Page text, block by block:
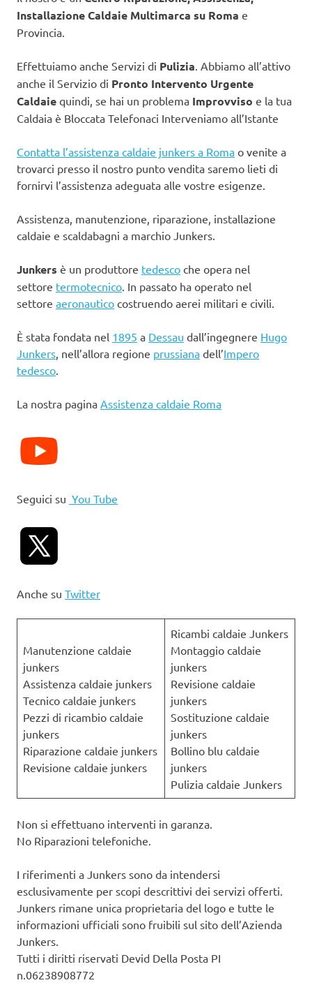
Installazione Caldaie Multimarca su Roma e
Provincia.
Effettuiamo anche Servizi di Pulizia . Abbiamo all’attivo
anche il Servizio di Pronto Intervento Urgente
Caldaie quindi, se hai un problema Improvviso e la tua
Caldaia è Bloccata Telefonaci Interveniamo all’Istante
Contatta l’assistenza caldaie junkers a Roma o venite a
trovarci presso il nostro punto vendita saremo lieti di
fornirvi l’assistenza adeguata alle vostre esigenze.
Assistenza, manutenzione, riparazione, installazione
caldaie e scaldabagni a marchio Junkers.
Junkers è un produttore tedesco che opera nel
settore termotecnico . In passato ha operato nel
settore aeronautico costruendo aerei militari e civili.
È stata fondata nel 1895 a Dessau dall’ingegnere Hugo
Junkers , nell’allora regione prussiana dell’Impero
tedesco
La nostra pagina Assistenza caldaie Roma
Seguici su You Tube
Anche su Twitter
Manutenzione caldaie
junkers
Assistenza caldaie junkers
Tecnico caldaie junkers
Pezzi di ricambio caldaie
junkers
Riparazione caldaie junkers
Revisione caldaie junkers
Ricambi caldaie Junkers
Montaggio caldaie
junkers
Revisione caldaie
junkers
Sostituzione caldaie
junkers
Bollino blu caldaie
junkers
Pulizia caldaie Junkers
Non si effettuano interventi in garanza.
No Riparazioni telefoniche.
I riferimenti a Junkers sono da intendersi
esclusivamente per scopi descrittivi dei servizi offerti.
Junkers rimane unica proprietaria del logo e tutte le
informazioni ufficiali sono fruibili sul sito dell’Azienda
Junkers.
Tutti i diritti riservati Devid Della Posta PI
n.06238908772